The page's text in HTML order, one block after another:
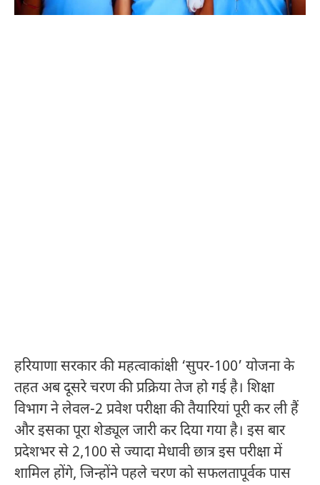
हरियाणा सरकार की महत्वाकांक्षी ‘सुपर-100’ योजना के
तहत अब दूसरे चरण की प्रक्रिया तेज हो गई है। शिक्षा
विभाग ने लेवल-2 प्रवेश परीक्षा की तैयारियां पूरी कर ली हैं
और इसका पूरा शेड्यूल जारी कर दिया गया है। इस बार
प्रदेशभर से 2,100 से ज्यादा मेधावी छात्र इस परीक्षा में
शामिल होंगे, जिन्होंने पहले चरण को सफलतापूर्वक पास